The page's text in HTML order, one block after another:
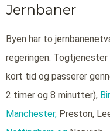
Jernbaner
Byen har to
regeringen.
kort tid og passerer
2 timer og 8 minutter),
Manchester, Preston,